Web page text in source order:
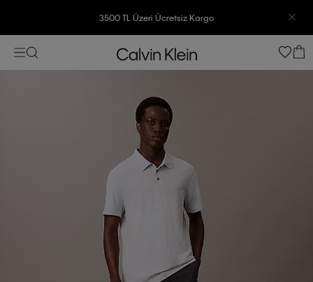
3500 TL Üzeri Ücretsiz Kargo
7500 TL Ve Üzeri Alışverişlerinizde 6 Taksit İmkanı